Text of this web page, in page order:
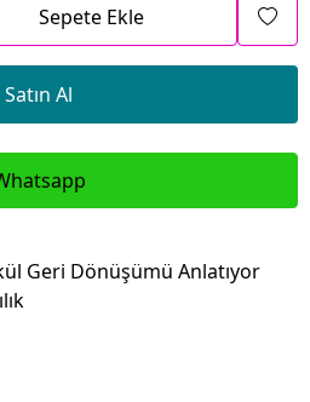
Sepete Ekle
Satın Al
Geri Dönüşümü Anlatıyor